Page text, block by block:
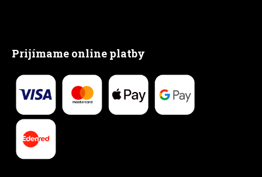
Prijímame online platby